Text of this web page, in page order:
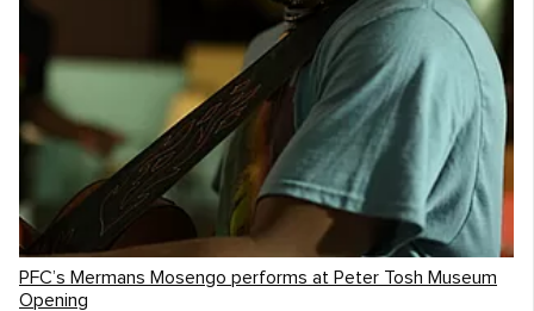
PFC’s Mermans Mosengo performs at Peter Tosh Museum
Opening